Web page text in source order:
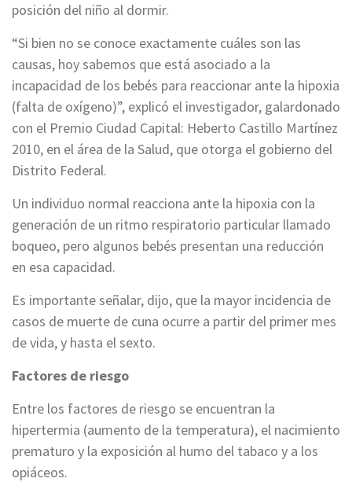
posición del niño al dormir.
“Si bien no se conoce exactamente cuáles son las
causas, hoy sabemos que está asociado a la
incapacidad de los bebés para reaccionar ante la hipoxia
(falta de oxígeno)”, explicó el investigador, galardonado
con el Premio Ciudad Capital: Heberto Castillo Martínez
2010, en el área de la Salud, que otorga el gobierno del
Distrito Federal.
Un individuo normal reacciona ante la hipoxia con la
generación de un ritmo respiratorio particular llamado
boqueo, pero algunos bebés presentan una reducción
en esa capacidad.
Es importante señalar, dijo, que la mayor incidencia de
casos de muerte de cuna ocurre a partir del primer mes
de vida, y hasta el sexto.
Factores de riesgo
Entre los factores de riesgo se encuentran la
hipertermia (aumento de la temperatura), el nacimiento
prematuro y la exposición al humo del tabaco y a los
opiáceos.